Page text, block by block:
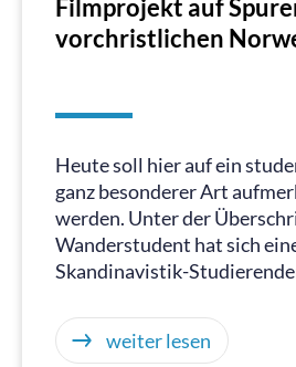
Filmprojekt auf
vorchristlichen
Heute soll hier auf ein
ganz besonderer Art
werden. Unter der
Wanderstudent hat sich
Skandinavistik-
weiter lesen